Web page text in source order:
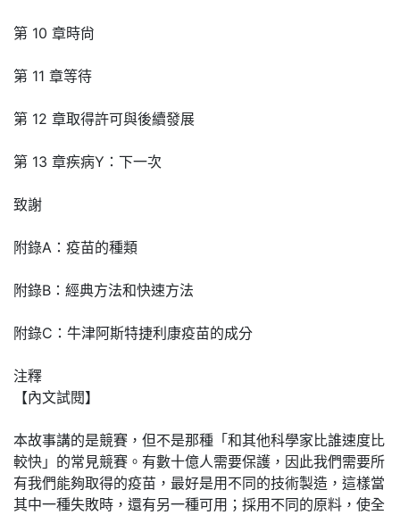
第 10 章時尙
第 11 章等待
第 12 章取得許可與後續發展
第 13 章疾病Y：下一次
致謝
附錄A：疫苗的種類
附錄B：經典方法和快速方法
附錄C：牛津阿斯特捷利康疫苗的成分
注釋
【內文試閱】
本故事講的是競賽，但不是那種「和其他科學家比誰速度比
較快」的常見競賽。有數十億人需要保護，因此我們需要所
有我們能夠取得的疫苗，最好是用不同的技術製造，這樣當
其中一種失敗時，還有另一種可用；採用不同的原料，使全